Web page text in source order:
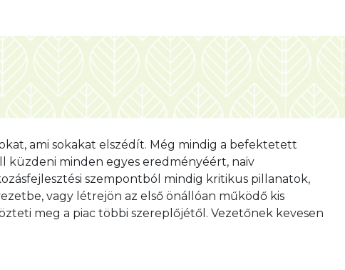
ami sokakat elszédít. Még mindig a befektetett
küzdeni minden egyes eredményéért, naiv
szempontból mindig kritikus pillanatok,
vagy létrejön az első önállóan működő kis
meg a piac többi szereplőjétől. Vezetőnek kevesen